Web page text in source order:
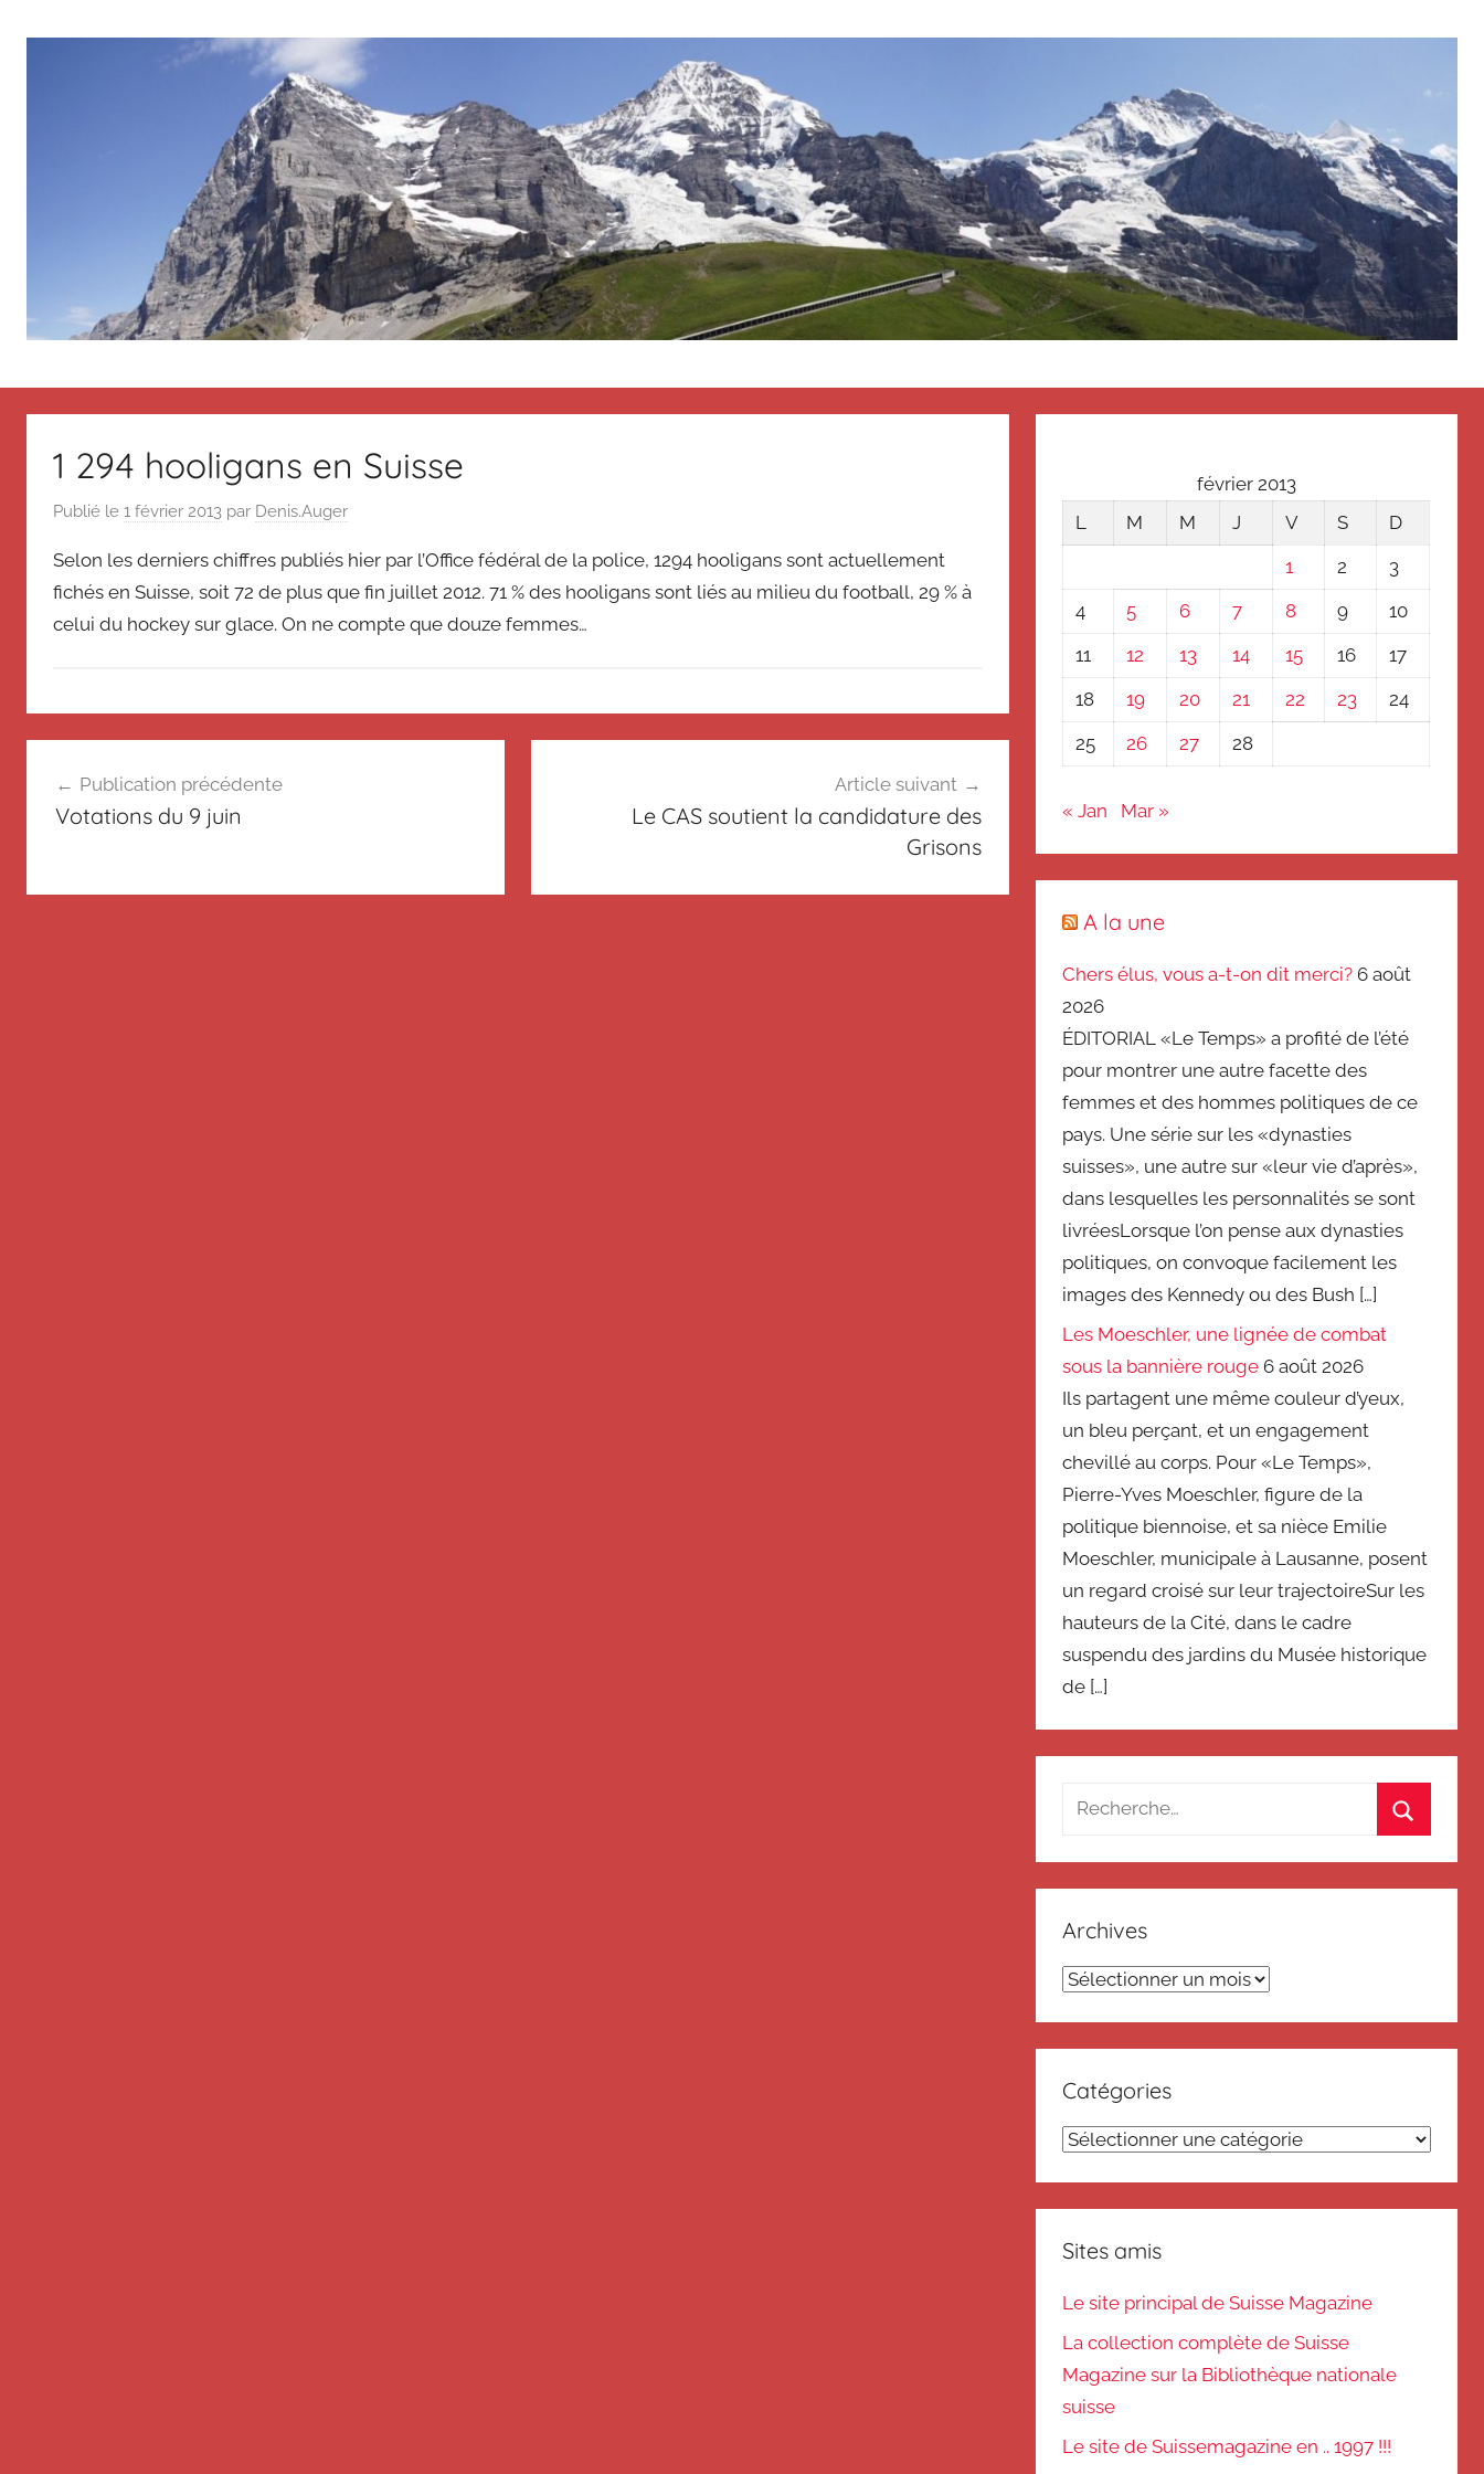
Le
blog
de
Suisse
Magazine
nouvelles
Suisse
souvenir
Suisse
Magazine
Suisse
1 294 hooligans en Suisse
Publié le 1 février 2013 par Denis.Auger
Selon les derniers chiffres publiés hier par l’Office fédéral de la police, 1294 hooligans sont actuellement
fichés en Suisse, soit 72 de plus que fin juillet 2012. 71 % des hooligans sont liés au milieu du football, 29 % à
celui du hockey sur glace. On ne compte que douze femmes…
n
c
de
Publication précédente
Votations du 9 juin
Article suivant
Le CAS soutient la candidature des
Grisons
février 2013
L
M M J V S
D
1
2
3
4
5 6 7 8 9
10
11
12 13 14 15 16
17
18
19 20 21 22 23
24
25
26 27 28
« Jan Mar »
A la une
Chers élus, vous a-t-on dit merci? 6 août
2026
ÉDITORIAL «Le Temps» a profité de l’été
pour montrer une autre facette des
femmes et des hommes politiques de ce
pays. Une série sur les «dynasties
suisses», une autre sur «leur vie d’après»,
dans lesquelles les personnalités se sont
livréesLorsque l’on pense aux dynasties
politiques, on convoque facilement les
images des Kennedy ou des Bush […]
Les Moeschler, une lignée de combat
sous la bannière rouge 6 août 2026
Ils partagent une même couleur d’yeux,
un bleu perçant, et un engagement
chevillé au corps. Pour «Le Temps»,
Pierre-Yves Moeschler, figure de la
politique biennoise, et sa nièce Emilie
Moeschler, municipale à Lausanne, posent
un regard croisé sur leur trajectoireSur les
hauteurs de la Cité, dans le cadre
suspendu des jardins du Musée historique
de […]
Recherche
:
Archives
Archives
Catégories
Catégories
Sites amis
Le site principal de Suisse Magazine
La collection complète de Suisse
Magazine sur la Bibliothèque nationale
suisse
Le site de Suissemagazine en .. 1997 !!!